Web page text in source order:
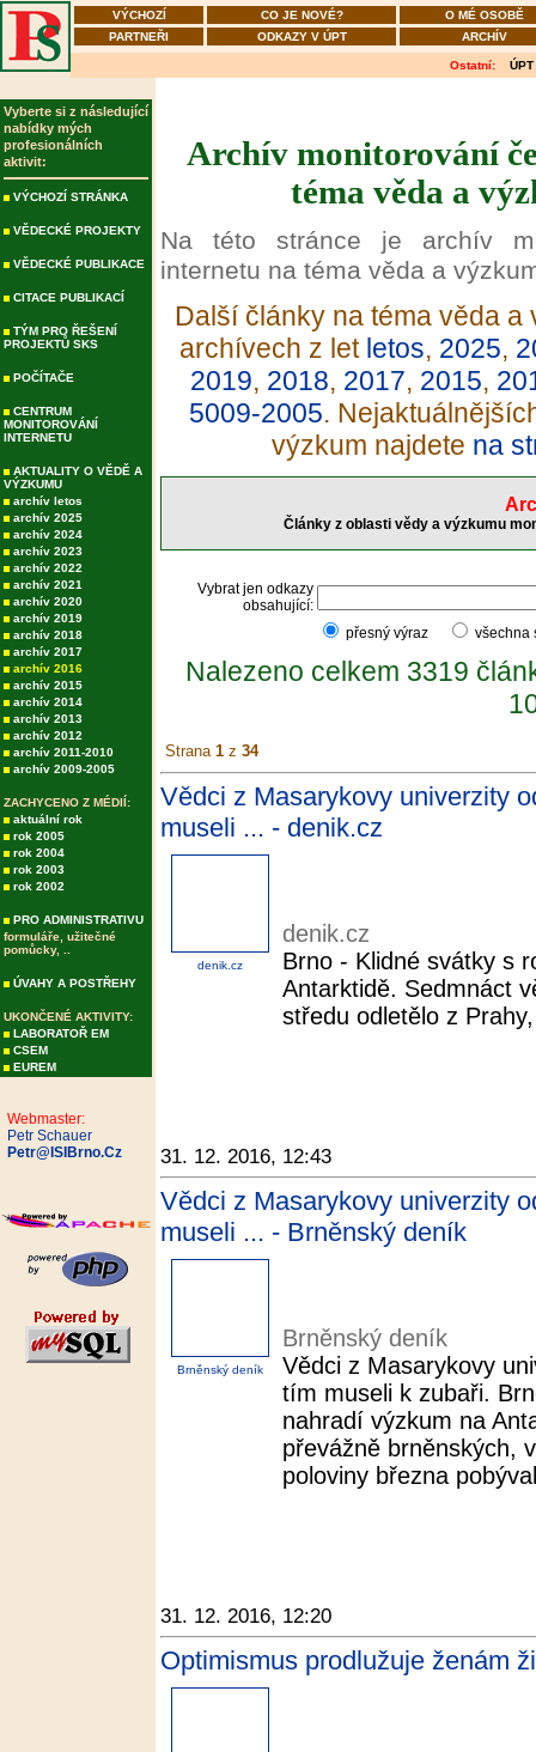
VÝCHOZÍ CO JE NOVÉ?
O MÉ OSOBĚ
PARTNEŘI
ODKAZY V ÚPT ARCHÍV
Ostatní: ÚPT
Vyberte si z následující
nabídky mých
profesionálních
aktivit:
VÝCHOZÍ STRÁNKA
VĚDECKÉ PROJEKTY
VĚDECKÉ PUBLIKACE
CITACE PUBLIKACÍ
TÝM PRO ŘEŠENÍ
PROJEKTŮ SKS
POČÍTAČE
CENTRUM
MONITOROVÁNÍ
INTERNETU
AKTUALITY O VĚDĚ A
VÝZKUMU
archív letos
archív 2025
archív 2024
archív 2023
archív 2022
archív 2021
archív 2020
archív 2019
archív 2018
archív 2017
archív 2016
archív 2015
archív 2014
archív 2013
archív 2012
archív 2011-2010
archív 2009-2005
ZACHYCENO Z MÉDIÍ:
aktuální rok
rok 2005
rok 2004
rok 2003
rok 2002
PRO ADMINISTRATIVU
formuláře, užitečné
pomůcky, ..
ÚVAHY A POSTŘEHY
UKONČENÉ AKTIVITY:
LABORATOŘ EM
CSEM
EUREM
Webmaster:
Petr Schauer
Petr@ISIBrno.Cz
Archív monitorování
téma věda a
Na této stránce je archív
internetu na téma věda a
Další články na téma věda
archívech z let letos, 2025,
2019, 2018, 2017, 2015,
5009-2005.
výzkum najdete na
Články z oblasti vědy a výzkumu
Vybrat jen odkazy
obsahující:
přesný výraz
Nalezeno celkem 3319
Strana 1 z 34
Vědci z Masarykovy univerzity
museli ... - denik.cz
denik.cz
denik.cz
Brno - Klidné svátky s
Antarktidě. Sedmnáct
středu odletělo z
31. 12. 2016, 12:43
Vědci z Masarykovy univerzity
museli ... - Brněnský deník
Brněnský deník
Brněnský deník
Vědci z Masarykovy
tím museli k zubaři.
nahradí výzkum na
převážně brněnských,
poloviny března
31. 12. 2016, 12:20
Optimismus prodlužuje ženám